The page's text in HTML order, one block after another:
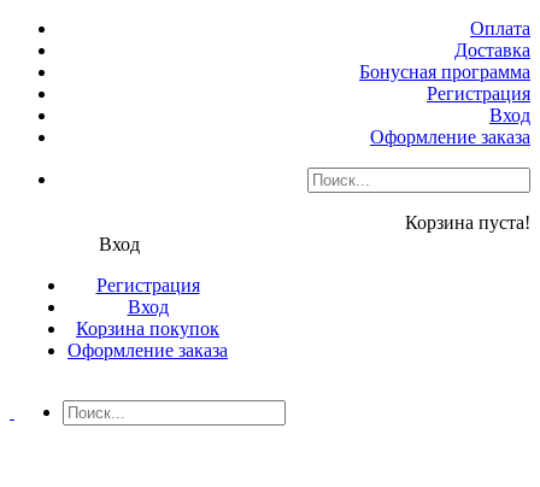
Оплата
Доставка
Бонусная программа
Регистрация
Вход
Оформление заказа
Корзина пуста!
Вход
Регистрация
Вход
Корзина покупок
Оформление заказа